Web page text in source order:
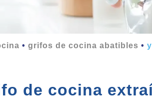
grifos de cocina abatibles
de cocina